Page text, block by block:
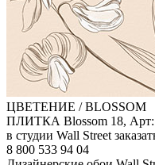
ЦВЕТЕНИЕ / BLOSSOM
ПЛИТКА Blossom 18, Арт:
в студии Wall Street
8 800 533 94 04